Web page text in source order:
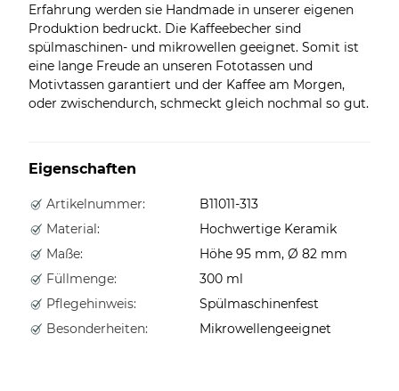
Erfahrung werden sie Handmade in unserer eigenen
Produktion bedruckt. Die Kaffeebecher sind
spülmaschinen- und mikrowellen geeignet. Somit ist
eine lange Freude an unseren Fototassen und
Motivtassen garantiert und der Kaffee am Morgen,
oder zwischendurch, schmeckt gleich nochmal so gut.
Eigenschaften
Artikelnummer:
B11011-313
Material:
Hochwertige Keramik
Maße:
Höhe 95 mm, Ø 82 mm
Füllmenge:
300 ml
Pflegehinweis:
Spülmaschinenfest
Besonderheiten:
Mikrowellengeeignet